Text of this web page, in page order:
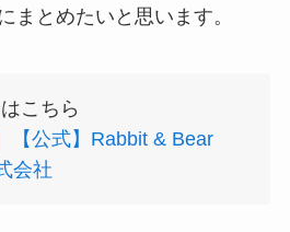
まとめたいと思います。
こちら
【公式】Rabbit & Bear
会社